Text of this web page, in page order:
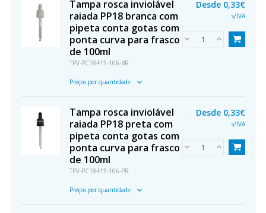
Tampa rosca inviolável
raiada PP18 branca com
pipeta conta gotas com
ponta curva para frasco
de 100ml
TPV-PC18415-106-BR
Preços por quantidade
Desde 0,33€
s/IVA
Tampa rosca inviolável
raiada PP18 preta com
pipeta conta gotas com
ponta curva para frasco
de 100ml
TPV-PC18415-106-PR
Preços por quantidade
Desde 0,33€
s/IVA